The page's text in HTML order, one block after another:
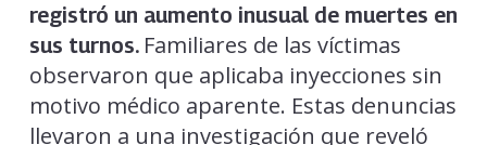
registró un aumento inusual de muertes en
sus turnos. Familiares de las víctimas
observaron que aplicaba inyecciones sin
motivo médico aparente. Estas denuncias
llevaron a una investigación que reveló